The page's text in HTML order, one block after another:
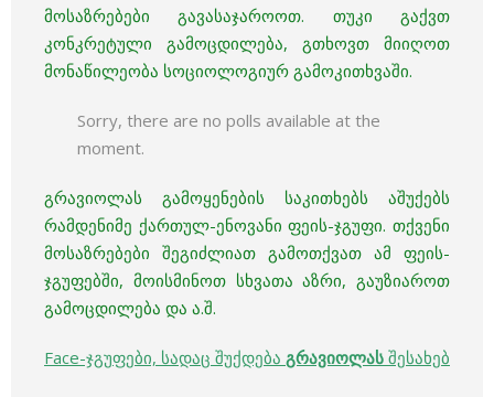
მოსაზრებებიგავასაჯაროოთ. თუკი გაქვთ
კონკრეტული გამოცდილება, გთხოვთ მიიღოთ
მონაწილეობა სოციოლოგიურ გამოკითხვაში.
Sorry, there are no polls available at the
moment.
გრავიოლას გამოყენების საკითხებს აშუქებს
რამდენიმე ქართულ-ენოვანი ფეის-ჯგუფი. თქვენი
მოსაზრებები შეგიძლიათ გამოთქვათ ამ ფეის-
ჯგუფებში, მოისმინოთ სხვათა აზრი, გაუზიაროთ
გამოცდილება და ა.შ.
Face-ჯგუფები, სადაც შუქდება გრავიოლას შესახებ